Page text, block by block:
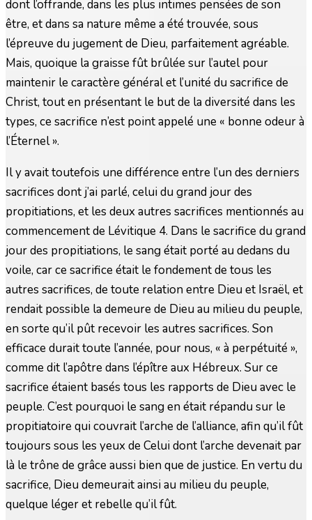
dont l’offrande, dans les plus intimes pensées de son
être, et dans sa nature même a été trouvée, sous
l’épreuve du jugement de Dieu, parfaitement agréable.
Mais, quoique la graisse fût brûlée sur l’autel pour
maintenir le caractère général et l’unité du sacrifice de
Christ, tout en présentant le but de la diversité dans les
types, ce sacrifice n’est point appelé une « bonne odeur à
l’Éternel ».
Il y avait toutefois une différence entre l’un des derniers
sacrifices dont j’ai parlé, celui du grand jour des
propitiations, et les deux autres sacrifices mentionnés au
commencement de Lévitique 4. Dans le sacrifice du grand
jour des propitiations, le sang était porté au dedans du
voile, car ce sacrifice était le fondement de tous les
autres sacrifices, de toute relation entre Dieu et Israël, et
rendait possible la demeure de Dieu au milieu du peuple,
en sorte qu’il pût recevoir les autres sacrifices. Son
efficace durait toute l’année, pour nous, « à perpétuité »,
comme dit l’apôtre dans l’épître aux Hébreux. Sur ce
sacrifice étaient basés tous les rapports de Dieu avec le
peuple. C’est pourquoi le sang en était répandu sur le
propitiatoire qui couvrait l’arche de l’alliance, afin qu’il fût
toujours sous les yeux de Celui dont l’arche devenait par
là le trône de grâce aussi bien que de justice. En vertu du
sacrifice, Dieu demeurait ainsi au milieu du peuple,
quelque léger et rebelle qu’il fût.